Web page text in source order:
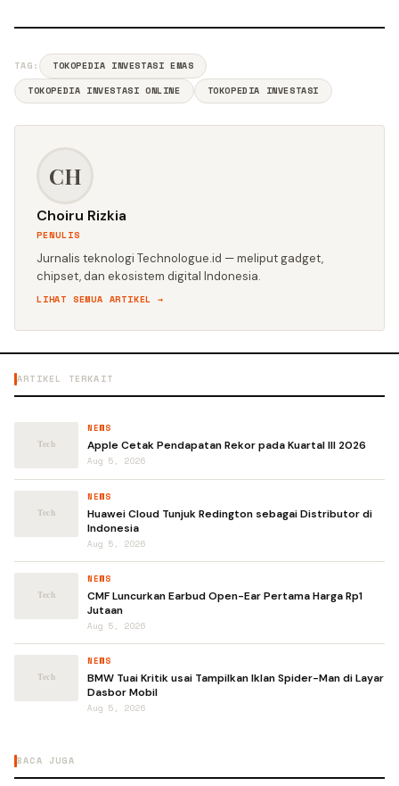
TAG:
TOKOPEDIA INVESTASI EMAS
TOKOPEDIA INVESTASI ONLINE
TOKOPEDIA INVESTASI
CH
Choiru Rizkia
PENULIS
Jurnalis teknologi Technologue.id — meliput gadget,
chipset, dan ekosistem digital Indonesia.
LIHAT SEMUA ARTIKEL →
ARTIKEL TERKAIT
NEWS
Apple Cetak Pendapatan Rekor pada Kuartal III 2026
Aug 5, 2026
NEWS
Huawei Cloud Tunjuk Redington sebagai Distributor di
Indonesia
Aug 5, 2026
NEWS
CMF Luncurkan Earbud Open-Ear Pertama Harga Rp1
Jutaan
Aug 5, 2026
NEWS
BMW Tuai Kritik usai Tampilkan Iklan Spider-Man di Layar
Dasbor Mobil
Aug 5, 2026
BACA JUGA